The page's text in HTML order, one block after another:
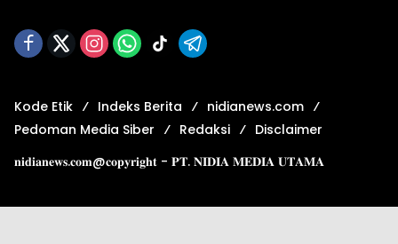
Kode Etik Indeks Berita
nidianews.com
Pedoman Media Siber
Redaksi
Disclaimer
𝐧𝐢𝐝𝐢𝐚𝐧𝐞𝐰𝐬.𝐜𝐨𝐦@𝐜𝐨𝐩𝐲𝐫𝐢𝐠𝐡𝐭 - 𝐏𝐓. 𝐍𝐈𝐃𝐈𝐀 𝐌𝐄𝐃𝐈𝐀 𝐔𝐓𝐀𝐌𝐀